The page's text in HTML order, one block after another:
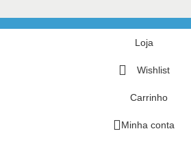
Loja
Wishlist
Carrinho
Minha conta